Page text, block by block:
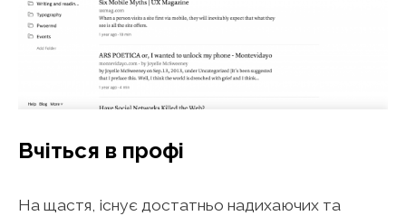
Вчіться в профі
На щастя, існує достатньо надихаючих та